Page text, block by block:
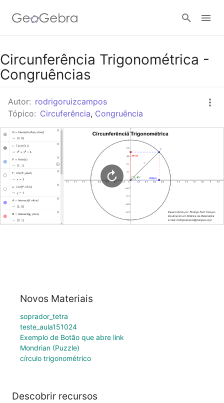
Google Classroom
Entrar no sistema
Circunferência Trigonométrica -
Congruências
Autor: rodrigoruizcampos
Tópico: Circuferência, Congruência
Novos Materiais
soprador_tetra
teste_aula151024
Exemplo de Botão que abre link
Mondrian (Puzzle)
círculo trigonométrico
Descobrir recursos